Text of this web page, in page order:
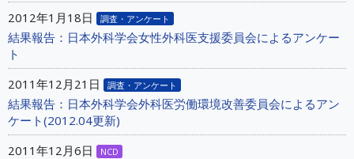
2012年1月18日
調査・アンケート
結果報告：日本外科学会女性外科医支援委員会によるアンケー
ト
2011年12月21日
調査・アンケート
結果報告：日本外科学会外科医労働環境改善委員会によるアン
ケート(2012.04更新)
2011年12月6日
NCD